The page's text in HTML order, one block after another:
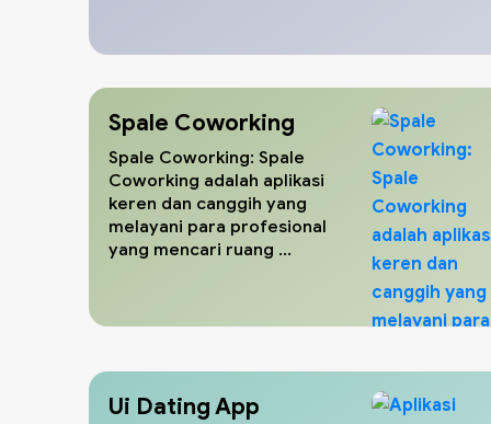
Spale Coworking
Spale Coworking: Spale
Coworking adalah aplikasi
keren dan canggih yang
melayani para profesional
yang mencari ruang ...
Ui Dating App